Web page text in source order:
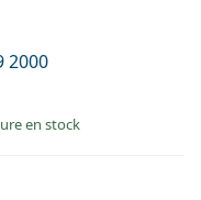
2000
en stock